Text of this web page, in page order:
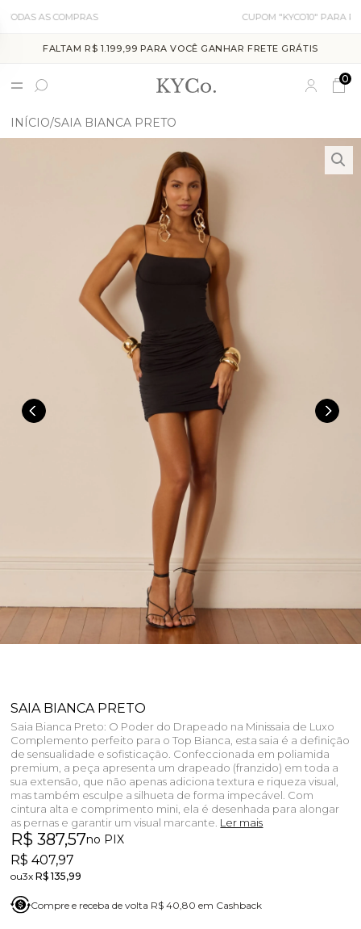
CUPOM "KYCO10" PARA PRIMEIRA
FALTAM R$ 1.199,99 PARA VOCÊ GANHAR FRETE GRÁTIS
0
INÍCIO SAIA BIANCA PRETO
SAIA BIANCA PRETO
Saia Bianca Preto: O Poder do Drapeado na Minissaia de Luxo
Complemento perfeito para o Top Bianca, esta saia é a definição
de sensualidade e sofisticação. Confeccionada em poliamida
premium, a peça apresenta um drapeado (franzido) em toda a
sua extensão, que não apenas adiciona textura e riqueza visual,
mas também esculpe a silhueta de forma impecável. Com
cintura alta e comprimento mini, ela é desenhada para alongar
as pernas e garantir um visual marcante. Ler mais
R$ 387,57no PIX
R$ 407,97
3xR$ 135,99
Compre e receba de volta R$ 40,80 em Cashback